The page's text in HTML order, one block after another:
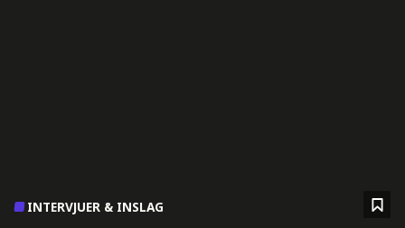
INTERVJUER & INSLAG